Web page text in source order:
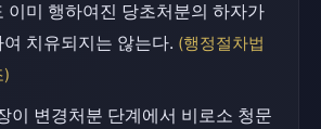
이미 행하여진 당초처분의 하자가
여 치유되지는 않는다. (행정절차법
)
이 변경처분 단계에서 비로소 청문